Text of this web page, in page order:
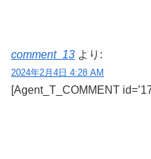
comment_13 より:
2024年2月4日 4:28 AM
[Agent_T_COMMENT